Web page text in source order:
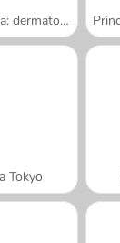
Principessa sirenetta: dermatologo
Tokyo